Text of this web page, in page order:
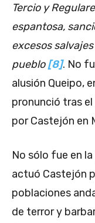
Tercio y
espantosa,
excesos
pueblo[8]. No
alusión Queipo,
pronunció tras
por Castejón en
No sólo fue en
actuó Castejón
poblaciones
de terror y